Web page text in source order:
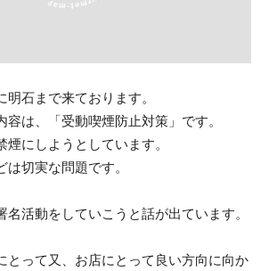
明石まで来ております。
容は、「受動喫煙防止対策」です。
煙にしようとしています。
切実な問題です。
名活動をしていこうと話が出ています。
って又、 お店にとって良い方向に向か